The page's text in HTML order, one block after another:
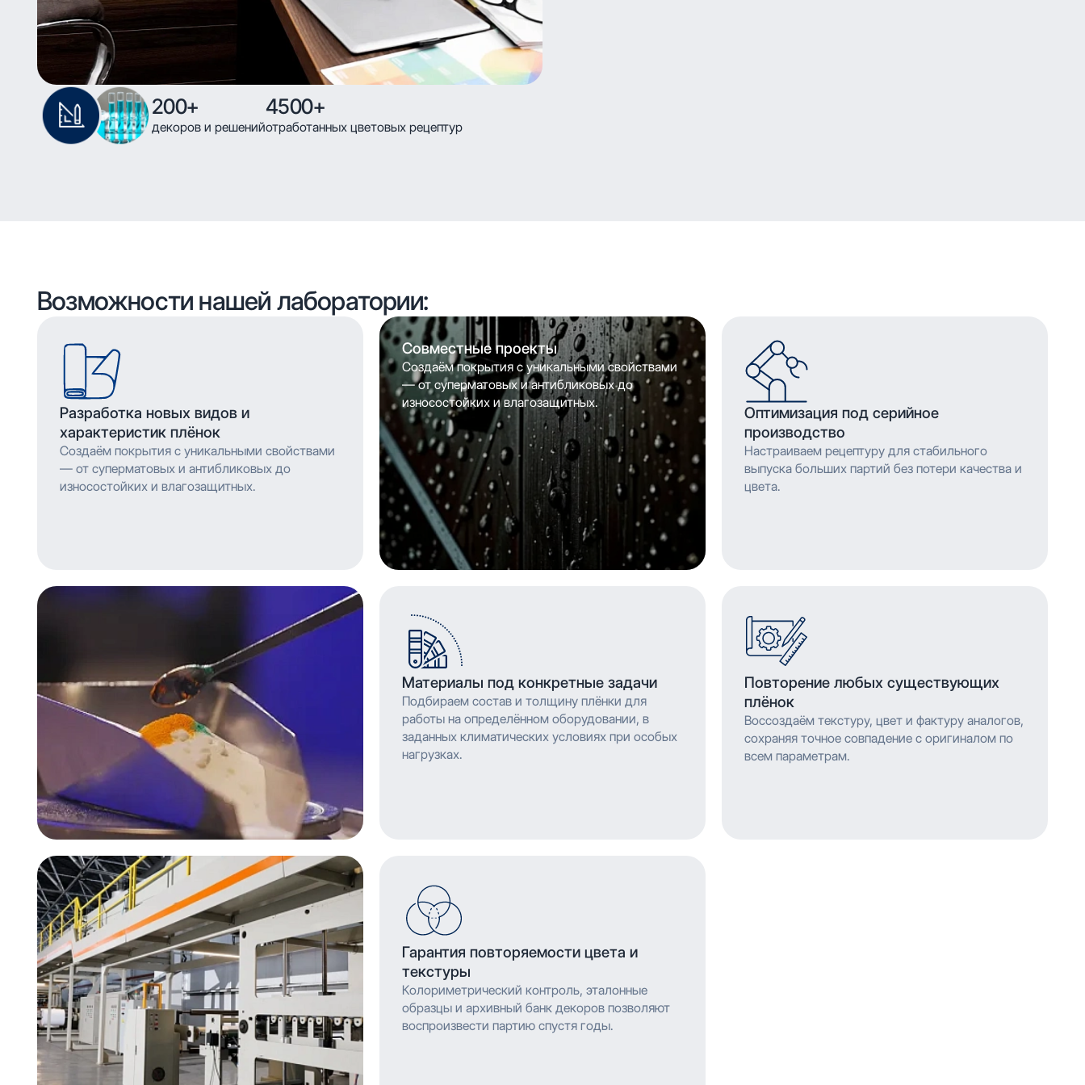
200+
декоров и решений
4500+
отработанных цветовых рецептур
Возможности нашей лаборатории:
Разработка новых видов и
характеристик плёнок
Создаём покрытия с уникальными свойствами
— от суперматовых и антибликовых до
износостойких и влагозащитных.
Совместные проекты
Создаём покрытия с уникальными свойствами
— от суперматовых и антибликовых до
износостойких и влагозащитных.
Оптимизация под серийное
производство
Настраиваем рецептуру для стабильного
выпуска больших партий без потери качества и
цвета.
Материалы под конкретные задачи
Подбираем состав и толщину плёнки для
работы на определённом оборудовании, в
заданных климатических условиях при особых
нагрузках.
Повторение любых существующих
плёнок
Воссоздаём текстуру, цвет и фактуру аналогов,
сохраняя точное совпадение с оригиналом по
всем параметрам.
Гарантия повторяемости цвета и
текстуры
Колориметрический контроль, эталонные
образцы и архивный банк декоров позволяют
воспроизвести партию спустя годы.